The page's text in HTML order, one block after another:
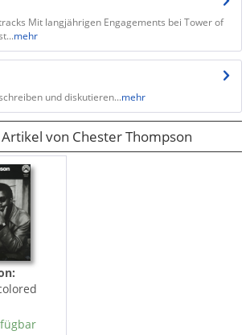
Mit langjährigen Engagements bei Tower of
mehr
und diskutieren...mehr
von Chester Thompson